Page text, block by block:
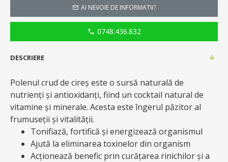
AI NEVOIE DE INFORMATII?
0748.436.832
DESCRIERE
Polenul crud de cireș este o sursă naturală de
nutrienți și antioxidanți, fiind un cocktail natural de
vitamine și minerale. Acesta este îngerul păzitor al
frumuseții și vitalității.
Tonifiază, fortifică și energizează organismul
Ajută la eliminarea toxinelor din organism
Acționează benefic prin curățarea rinichilor și a